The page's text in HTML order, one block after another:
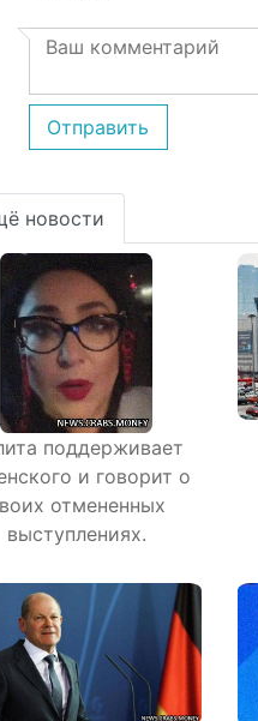
Отправить
новости
поддерживает
и говорит о
отмененных
выступлениях.